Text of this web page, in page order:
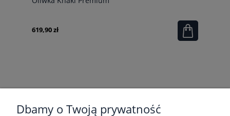
619,90 zł
Dbamy o Twoją prywatność